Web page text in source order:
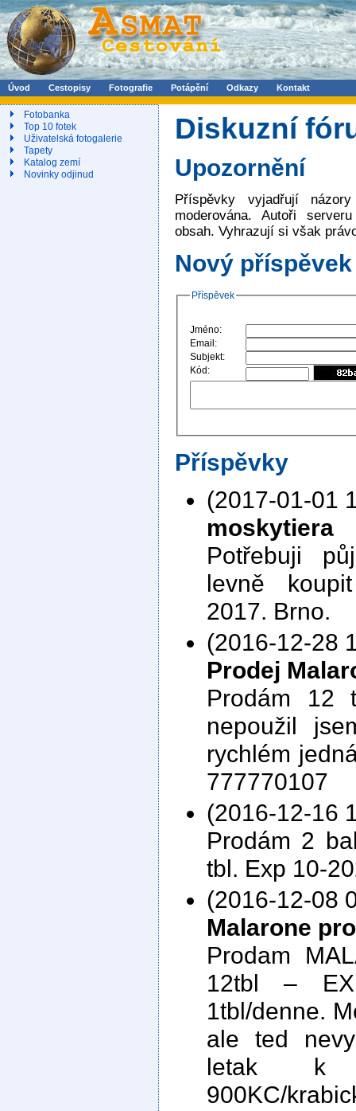
Úvod Cestopisy Fotografie Potápění Odkazy Kontakt
Fotobanka
Top 10 fotek
Uživatelská fotogalerie
Tapety
Katalog zemí
Novinky odjinud
Diskuzní
Upozornění
Příspěvky vyjadřují
moderována. Autoři
obsah. Vyhrazují si však
Nový příspěvek
Příspěvek
Jméno:
Email:
Subjekt:
Kód:
Příspěvky
(2017-01-01
moskytiera
Potřebuji
levně
2017. Brno.
(2016-12-28
Prodej
Prodám 12
nepoužil
rychlém
777770107
(2016-12-16
Prodám 2
tbl. Exp 10-
(2016-12-08
Malarone
Prodam
12tbl –
1tbl/denne.
ale ted
letak k
900KC/